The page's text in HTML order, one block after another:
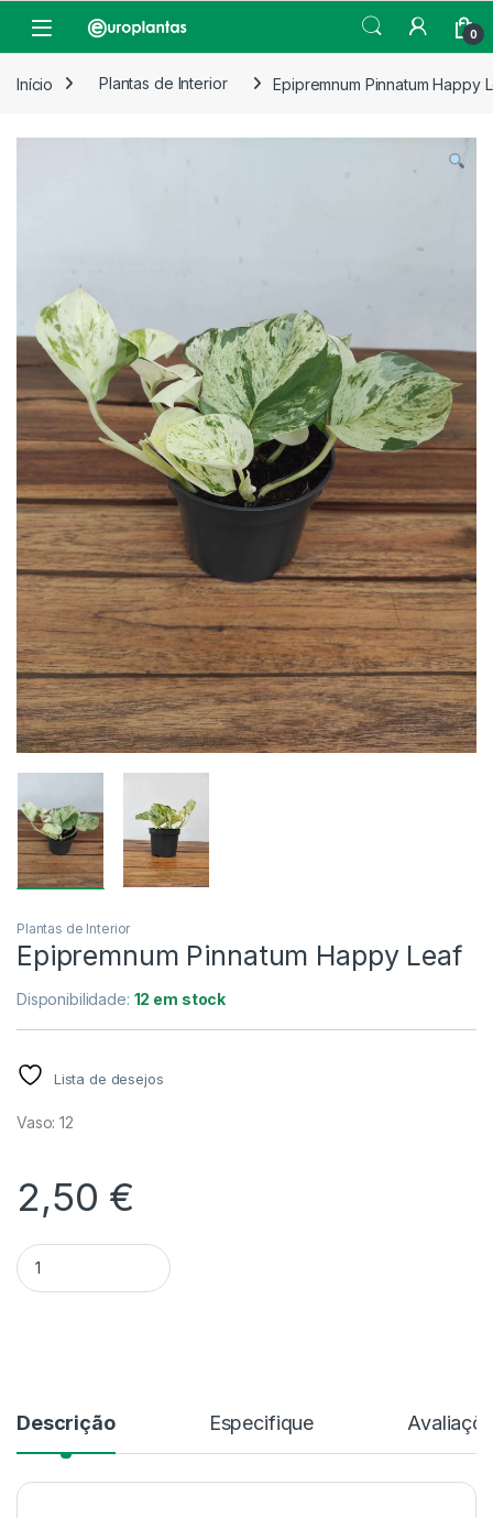
Open 0
Início Plantas de Interior Epipremnum Pinnatum Happy
Plantas de Interior
Epipremnum Pinnatum Happy Leaf
Disponibilidade: 12 em stock
Lista de desejos
Vaso: 12
2,50 €
Quantidade Epipremnum Pinnatum Happy Leaf
Descrição Especifique